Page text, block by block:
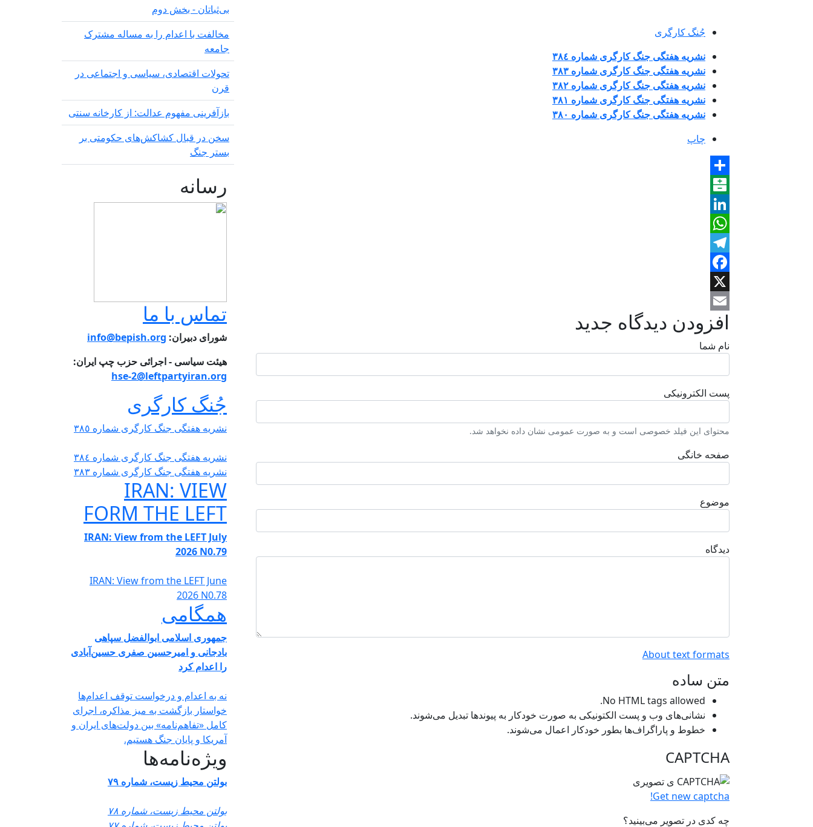
جُنگ کارگری
نشریە هفتگی جنگ کارگری شمارە ٣٨٤
نشریە هفتگی جنگ کارگری شمارە ٣٨٣
نشریە هفتگی جنگ کارگری شمارە ٣٨٢
نشریە هفتگی جنگ کارگری شمارە ٣٨١
نشریە هفتگی جنگ کارگری شمارە ٣٨٠
چاپ
Share
Balatarin
LinkedIn
WhatsApp
Telegram
Facebook
X
Email
افزودن دیدگاه جدید
نام شما
پست الکترونیکی
محتوای این فیلد خصوصی است و به صورت عمومی نشان داده نخواهد شد.
صفحه خانگی
موضوع
دیدگاه
About text formats
متن ساده
No HTML tags allowed.
نشانی‌های وب و پست الکتونیکی به صورت خودکار به پیوند‌ها تبدیل می‌شوند.
خطوط و پاراگراف‌ها بطور خودکار اعمال می‌شوند.
CAPTCHA
Get new captcha!
چه کدی در تصویر می‌بینید؟
بی‌ثباتان - بخش دوم
مخالفت با اعدام را به مساله مشترک
جامعه
تحولات اقتصادی، سیاسی و اجتماعی در
قرن
بازآفرینی مفهوم عدالت: از کارخانه سنتی
سخن در قبال کشاکش‌های حکومتی بر
بستر جنگ
رسانه
تماس با ما
شورای دبیران: info@bepish.org
هیئت سیاسی - اجرائی حزب چپ ایران:
hse-2@leftpartyiran.org
جُنگ کارگری
نشریە هفتگی جنگ کارگری شمارە ٣٨٥
نشریە هفتگی جنگ کارگری شمارە ٣٨٤
نشریە هفتگی جنگ کارگری شمارە ٣٨٣
IRAN: VIEW
FORM THE LEFT
IRAN: View from the LEFT July
2026 N0.79
IRAN: View from the LEFT June
2026 N0.78
همگامی
جمهوری اسلامی ابوالفضل سپاهی
بادجانی و امیرحسین صفری حسین‌آبادی
را اعدام کرد
نه به اعدام و درخواست توقف اعدام‌ها
خواستار بازگشت به میز مذاکره، اجرای
کامل «تفاهم‌نامه» بین دولت‌های ایران و
آمریکا و پایان جنگ هستیم.
ویژه‌نامه‌ها
بولتن محیط زیست، شماره ۷۹
بولتن محیط زیست، شماره ۷۸